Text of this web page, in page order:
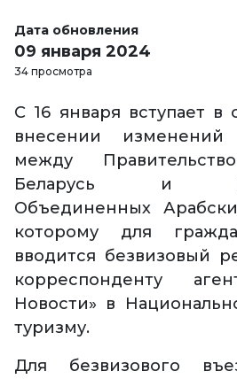
Дата обновления
09 января 2024
34 просмотра
С 16 января вступает в
внесении
между
Беларусь и
Объединенных
которому для
вводится безвизовый
корреспонденту
Новости» в
туризму.
Для безвизового